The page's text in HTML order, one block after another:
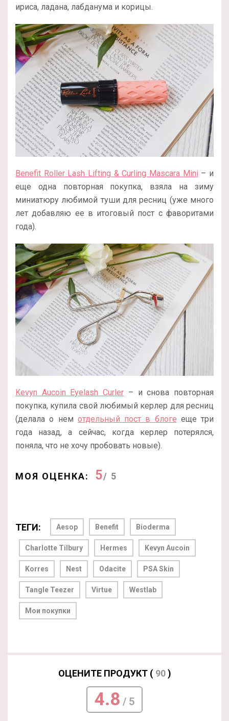
ириса, ладана, лабданума и корицы.
Benefit Roller Lash Lifting & Curling Mascara Mini – и
еще одна повторная покупка, взяла на зиму
миниатюру любимой туши для ресниц (уже много
лет добавляю ее в итоговый пост с фаворитами
года).
Kevyn Aucoin Eyelash Curler – и снова повторная
покупка, купила свой любимый керлер для ресниц
(делала о нем отдельный пост в блоге еще три
года назад, а сейчас, когда керлер потерялся,
поняла, что не хочу пробовать новые).
МОЯ ОЦЕНКА: 5/ 5
ТЕГИ: Aesop Benefit Bioderma
Charlotte Tilbury Hermes Kevyn Aucoin
Korres Nest Odacite PSA Skin
Tangle Teezer Virtue Westlab
Мои покупки
ОЦЕНИТЕ ПРОДУКТ ( 90)
4.8 / 5